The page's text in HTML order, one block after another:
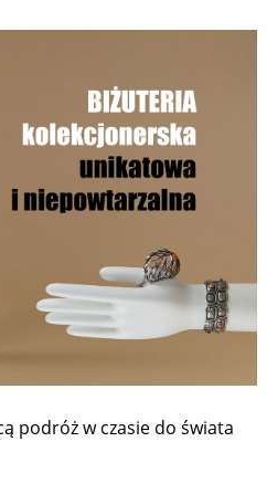
podróż w czasie do świata